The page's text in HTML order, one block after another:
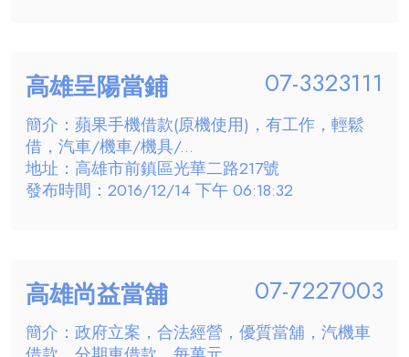
高雄呈陽當鋪 07-3323111
簡介：蘋果手機借款(原機使用)，有工作，輕鬆
借，汽車/機車/機具/...
地址：高雄市前鎮區光華二路217號
發布時間：2016/12/14 下午 06:18:32
高雄尚益當舖 07-7227003
簡介：政府立案，合法經營，優質當舖，汽機車